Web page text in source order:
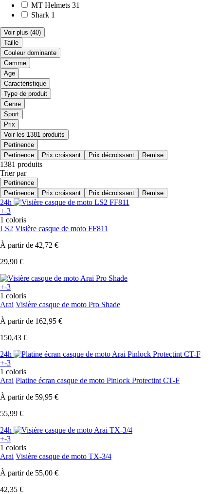
MT Helmets 31
Shark 1
Voir plus (40)
Taille
Couleur dominante
Gamme
Age
Caractéristique
Type de produit
Genre
Sport
Prix
Voir les 1381 produits
Pertinence
Pertinence
Prix croissant Prix décroissant Remise
1381 produits
Trier par
Pertinence
Pertinence
Prix croissant Prix décroissant Remise
24h
+-3
1 coloris
LS2 Visière casque de moto FF811
À partir de 42,72 €
29,90 €
+-3
1 coloris
Arai Visière casque de moto Pro Shade
À partir de 162,95 €
150,43 €
24h
+-3
1 coloris
Arai Platine écran casque de moto Pinlock Protectint CT-F
À partir de 59,95 €
55,99 €
24h
+-3
1 coloris
Arai Visière casque de moto TX-3/4
À partir de 55,00 €
42,35 €